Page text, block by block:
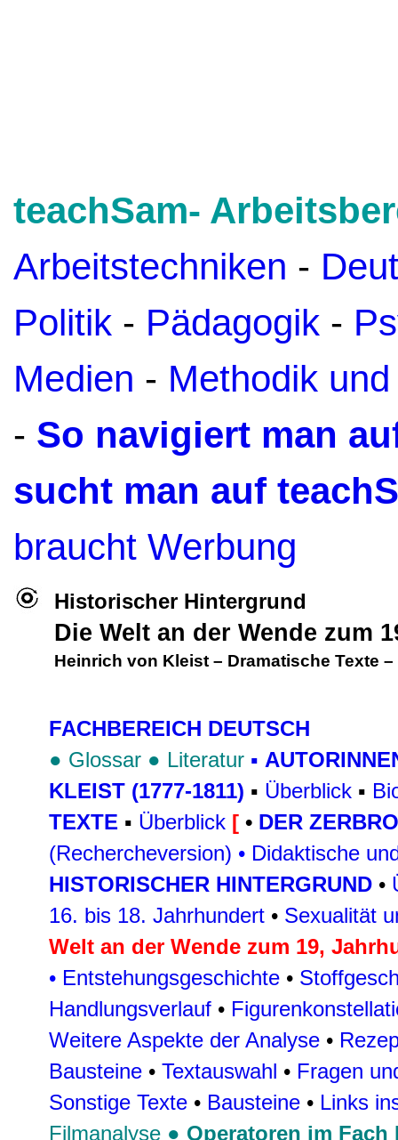
teachSam-
Arbeitstechniken -
Politik - Pädagogik -
Medien - Methodik
- So navigiert man
sucht man auf
braucht Werbung
Historischer Hintergrund
Die Welt an der Wende zum
Heinrich von Kleist – Dramatische Texte –
FACHBEREICH DEUTSCH
● Glossar ● Literatur ▪
KLEIST (1777-1811) ▪ Überblick ▪
TEXTE ▪ Überblick [ • DER
(Rechercheversion) • Didaktische
HISTORISCHER HINTERGRUND •
16. bis 18. Jahrhundert • Sexualität
Welt an der Wende zum 19,
• Entstehungsgeschichte •
Handlungsverlauf •
Weitere Aspekte der Analyse •
Bausteine • Textauswahl • Fragen
Sonstige Texte • Bausteine • Links
Filmanalyse ● Operatoren im Fach